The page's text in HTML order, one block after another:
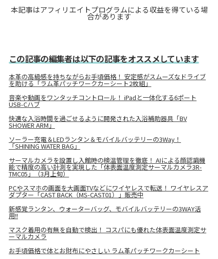
本記事はアフィリエイトプログラムによる収益を得ている場
合があります
この記事の編集者は以下の記事をオススメしています
本革の高級感を持ちながらお手頃価格！ 安定感がスムーズなドライブ
を助ける「ラム革パッチワークカーシート2枚組」
音楽や動画をワンタッチコントロール！ iPadと一体化する6ポート
USB-Cハブ
快適な入浴時間を過ごせるように開発された入浴補助器具「BV
SHOWER ARM」
ソーラー充電＆LEDランタン＆モバイルバッテリーの3Way！
「SHINING WATER BAG」
サーマルカメラを設置し入館時の検温管理を徹底！ AIによる顔認識機
能で精度の高い計測を実現した「体表面温度測定サーマルカメラ3R-
TMC05」（3月上旬）
PCやスマホの画面を大画面TVなどにワイヤレスで転送！ ワイヤレスア
ダプター「CAST BACK（MS-CAST01）」販売中
新感覚ランタン、ウォーターバッグ、モバイルバッテリーの3WAY活
用!!
マスク着用の有無を自動で検出！ コスパにも優れた体表面温度測定サ
ーマルカメラ
お手頃価格で体とお財布にやさしい ラム革パッチワークカーシート